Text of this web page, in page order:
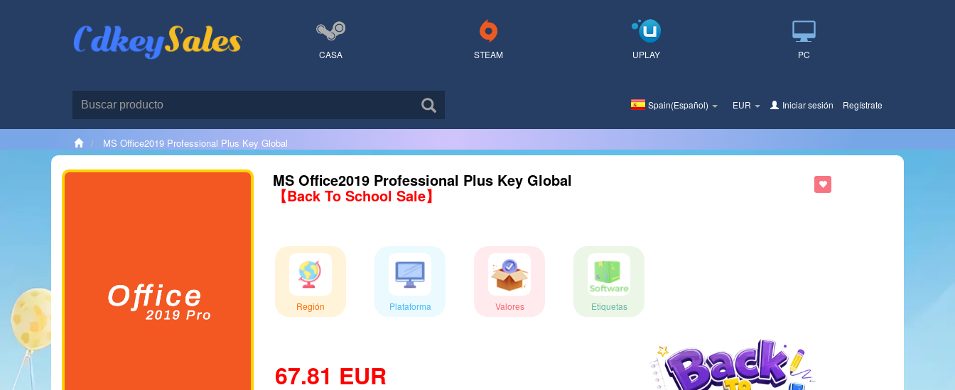
CASA STEAM UPLAY PC
Spain(Español) EUR Iniciar sesión Regístrate
MS Office2019 Professional Plus Key Global
MS Office2019 Professional Plus Key Global
【Back To School Sale】
Región Plataforma Valores Etiquetas
67.81 EUR